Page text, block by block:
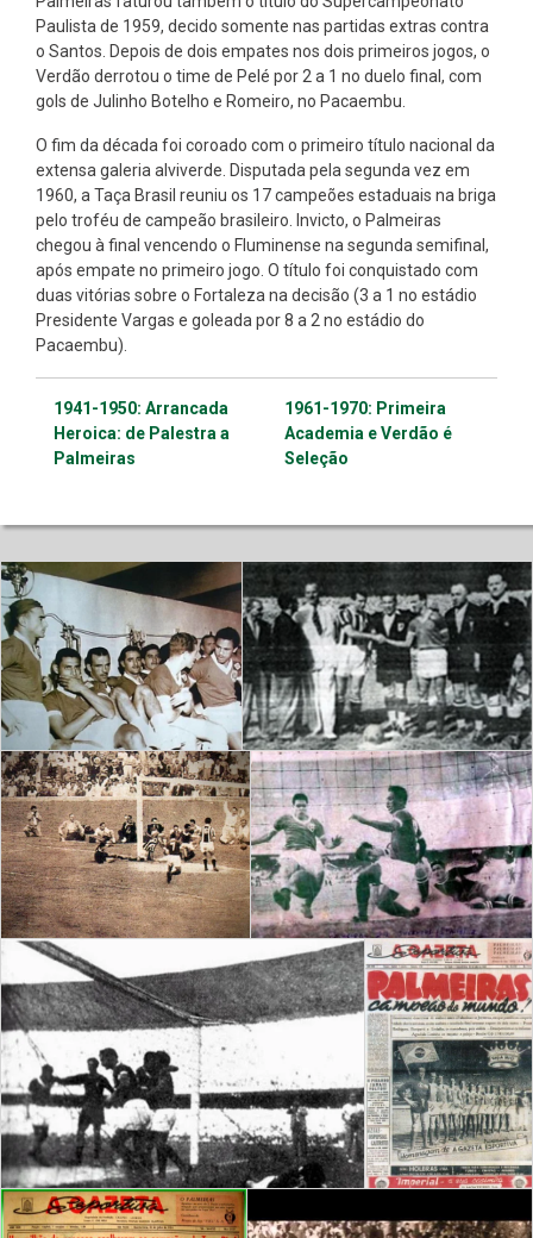
Paulista de 1959, decido somente nas partidas extras contra
o Santos. Depois de dois empates nos dois primeiros jogos, o
Verdão derrotou o time de Pelé por 2 a 1 no duelo final, com
gols de Julinho Botelho e Romeiro, no Pacaembu.
O fim da década foi coroado com o primeiro título nacional da
extensa galeria alviverde. Disputada pela segunda vez em
1960, a Taça Brasil reuniu os 17 campeões estaduais na briga
pelo troféu de campeão brasileiro. Invicto, o Palmeiras
chegou à final vencendo o Fluminense na segunda semifinal,
após empate no primeiro jogo. O título foi conquistado com
duas vitórias sobre o Fortaleza na decisão (3 a 1 no estádio
Presidente Vargas e goleada por 8 a 2 no estádio do
Pacaembu).
1941-1950: Arrancada
Heroica: de Palestra a
Palmeiras
1961-1970: Primeira
Academia e Verdão é
Seleção